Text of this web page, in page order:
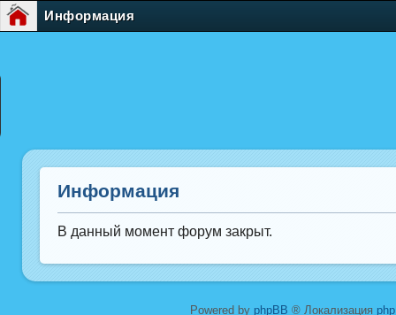
Информация
Информация
В данный момент форум закрыт.
Powered by phpBB ® Локализация